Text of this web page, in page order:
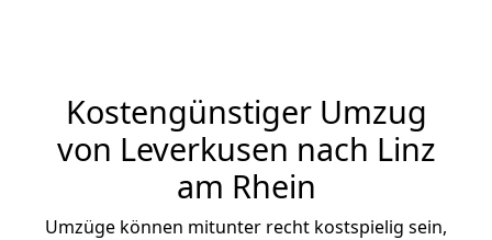
Kostengünstiger Umzug
von Leverkusen nach Linz
am Rhein
Umzüge können mitunter recht kostspielig sein,